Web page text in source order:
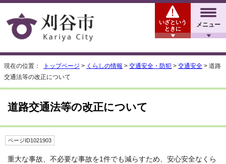
メニュー
いざという
ときに
現在の位置： トップページ > くらしの情報 > 交通安全・防犯 > 交通安全 > 道路
交通法等の改正について
道路交通法等の改正について
ページID1021903
重大な事故、不必要な事故を1件でも減らすため、安心安全なくら